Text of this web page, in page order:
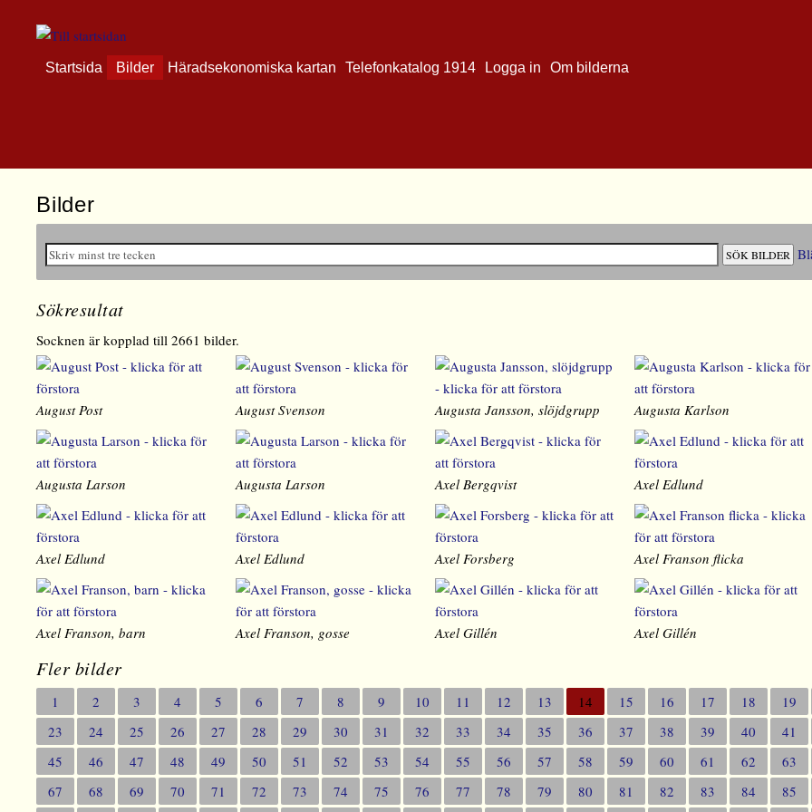
Startsida Bilder Häradsekonomiska kartan Telefonkatalog 1914 Logga in Om bilderna
Bilder
Sökresultat
Socknen är kopplad till 2661 bilder.
August Post August Svenson Augusta Jansson, slöjdgrupp Augusta Karlson
Augusta Larson Augusta Larson Axel Bergqvist Axel Edlund
Axel Edlund Axel Edlund Axel Forsberg Axel Franson flicka
Axel Franson, barn Axel Franson, gosse Axel Gillén Axel Gillén
Fler bilder
1 2 3 4 5 6 7 8 9 10 11 12 13 14 15 16 17 18 19
23
24 25 26 27 28 29 30 31 32 33 34 35 36 37 38 39 40 41
45
46 47 48 49 50 51 52 53 54 55 56 57 58 59 60 61 62 63
67
68 69 70 71 72 73 74 75 76 77 78 79 80 81 82 83 84 85